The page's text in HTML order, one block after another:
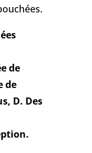
de
de
D. Des